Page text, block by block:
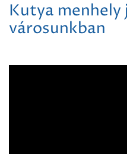
Kutya
városunkban